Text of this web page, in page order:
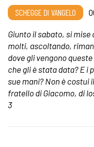
SCHEGGE DI VANGELO
Giunto il sabato, si
molti, ascoltando,
dove gli vengono
che gli è stata data? E i
sue mani? Non è costui
fratello di Giacomo, di
3